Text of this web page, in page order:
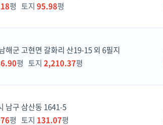
평 토지 95.98평
해군 고현면 갈화리 산19-15 외 6필지
평 토지 2,210.37평
남구 삼산동 1641-5
평 토지 131.07평